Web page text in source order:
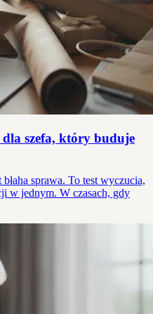
dla szefa, który buduje
sprawa. To test wyczucia,
w jednym. W czasach, gdy